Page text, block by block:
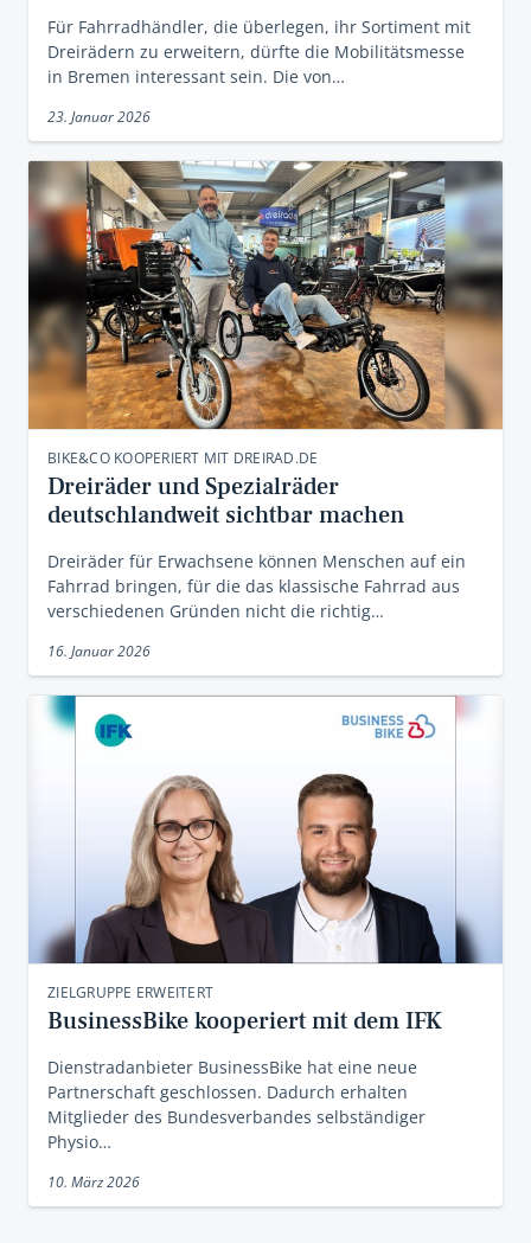
Für Fahrradhändler, die überlegen, ihr Sortiment mit
Dreirädern zu erweitern, dürfte die Mobilitätsmesse
in Bremen interessant sein. Die von…
23. Januar 2026
BIKE&CO KOOPERIERT MIT DREIRAD.DE
Dreiräder und Spezialräder
deutschlandweit sichtbar machen
Dreiräder für Erwachsene können Menschen auf ein
Fahrrad bringen, für die das klassische Fahrrad aus
verschiedenen Gründen nicht die richtig…
16. Januar 2026
ZIELGRUPPE ERWEITERT
BusinessBike kooperiert mit dem IFK
Dienstradanbieter BusinessBike hat eine neue
Partnerschaft geschlossen. Dadurch erhalten
Mitglieder des Bundesverbandes selbständiger
Physio…
10. März 2026